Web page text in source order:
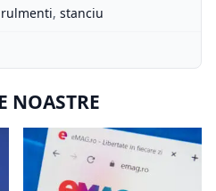
rulmenti, stanciu
NOASTRE